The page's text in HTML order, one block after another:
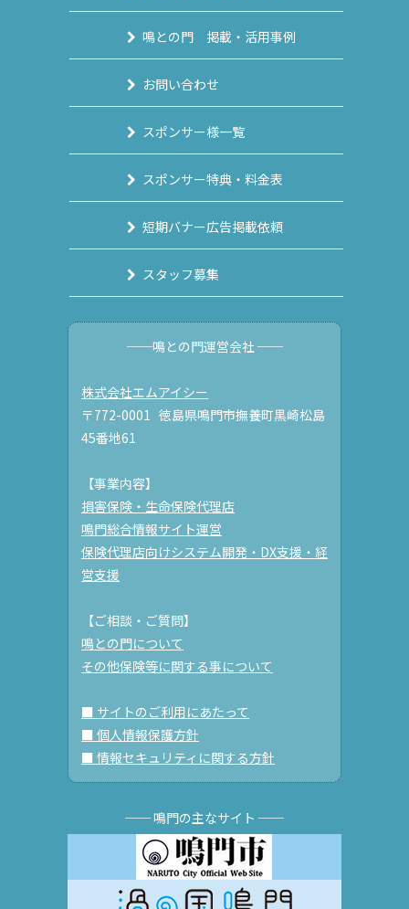
鳴との門 掲載・活用事例
お問い合わせ
スポンサー様一覧
スポンサー特典・料金表
短期バナー広告掲載依頼
スタッフ募集
──鳴との門運営会社 ──
株式会社エムアイシー
〒772-0001 徳島県鳴門市撫養町黒崎松島
45番地61
【事業内容】
損害保険・生命保険代理店
鳴門総合情報サイト運営
保険代理店向けシステム開発・DX支援・経
営支援
【ご相談・ご質問】
鳴との門について
その他保険等に関する事について
■ サイトのご利用にあたって
■ 個人情報保護方針
■ 情報セキュリティに関する方針
── 鳴門の主なサイト ──